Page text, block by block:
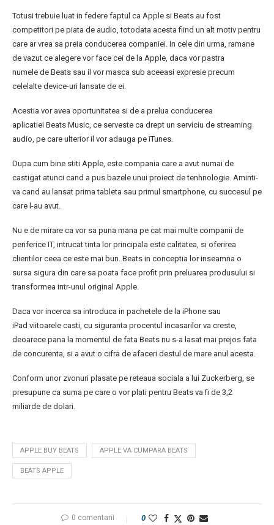
Totusi trebuie luat in federe faptul ca Apple si Beats au fost
competitori pe piata de audio, totodata acesta fiind un alt motiv pentru
care ar vrea sa preia conducerea companiei. In cele din urma, ramane
de vazut ce alegere vor face cei de la Apple, daca vor pastra
numele de Beats sau il vor masca sub aceeasi expresie precum
celelalte device-uri lansate de ei.
Acestia vor avea oportunitatea si de a prelua conducerea
aplicatiei Beats Music, ce serveste ca drept un serviciu de streaming
audio, pe care ulterior il vor adauga pe iTunes.
Dupa cum bine stiti Apple, este compania care a avut numai de
castigat atunci cand a pus bazele unui proiect de tenhnologie. Aminti-
va cand au lansat prima tableta sau primul smartphone, cu succesul pe
care l-au avut.
Nu e de mirare ca vor sa puna mana pe cat mai multe companii de
periferice IT, intrucat tinta lor principala este calitatea, si oferirea
clientilor ceea ce este mai bun. Beats in conceptia lor inseamna o
sursa sigura din care sa poata face profit prin preluarea produsului si
transformea intr-unul original Apple.
Daca vor incerca sa introduca in pachetele de la iPhone sau
iPad viitoarele casti, cu siguranta procentul incasarilor va creste,
deoarece pana la momentul de fata Beats nu s-a lasat mai prejos fata
de concurenta, si a avut o cifra de afaceri destul de mare anul acesta.
Conform unor zvonuri plasate pe reteaua sociala a lui Zuckerberg, se
presupune ca suma pe care o vor plati pentru Beats va fi de 3,2
miliarde de dolari.
APPLE BUY BEATS APPLE VA CUMPARA BEATS
BEATS APPLE
0 comentarii 0